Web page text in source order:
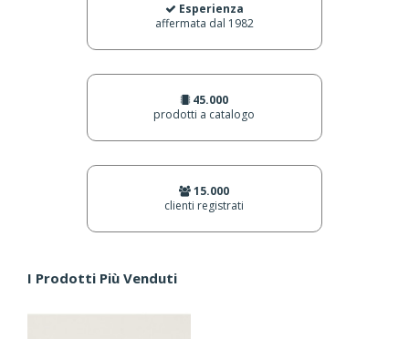
Esperienza
affermata dal 1982
45.000
prodotti a catalogo
15.000
clienti registrati
I Prodotti Più Venduti